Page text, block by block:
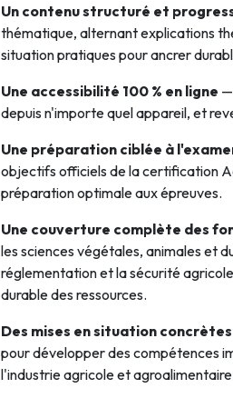
Un contenu structuré et
thématique, alternant explications
situation pratiques pour ancrer
Une accessibilité 100 % en ligne —
depuis n'importe quel appareil, et
Une préparation ciblée à
objectifs officiels de la certification
préparation optimale aux épreuves.
Une couverture complète des
les sciences végétales, animales et
réglementation et la sécurité
durable des ressources.
Des mises en situation concrètes
pour développer des compétences
l'industrie agricole et